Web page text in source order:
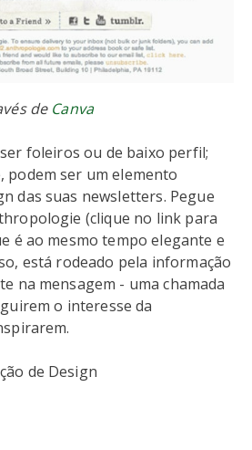
de Canva
foleiros ou de baixo perfil;
podem ser um elemento
das suas newsletters. Pegue
(clique no link para
é ao mesmo tempo elegante e
está rodeado pela informação
na mensagem - uma chamada
o interesse da
de Design